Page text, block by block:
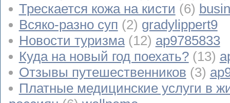
Трескается кожа на кисти (6)
Всяко-разно суп (2) gradylippert9
Новости туризма (12) ap9785833
Куда на новый год поехать? (13)
Отзывы путешественников (3)
Платные медицинские услуги в